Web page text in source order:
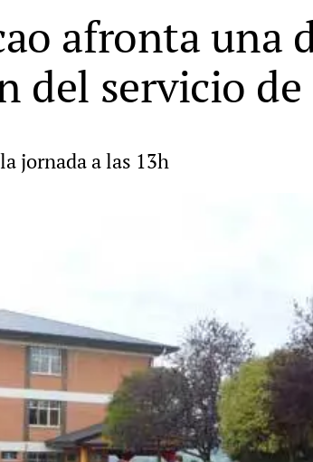
afronta una
del servicio
jornada a las 13h